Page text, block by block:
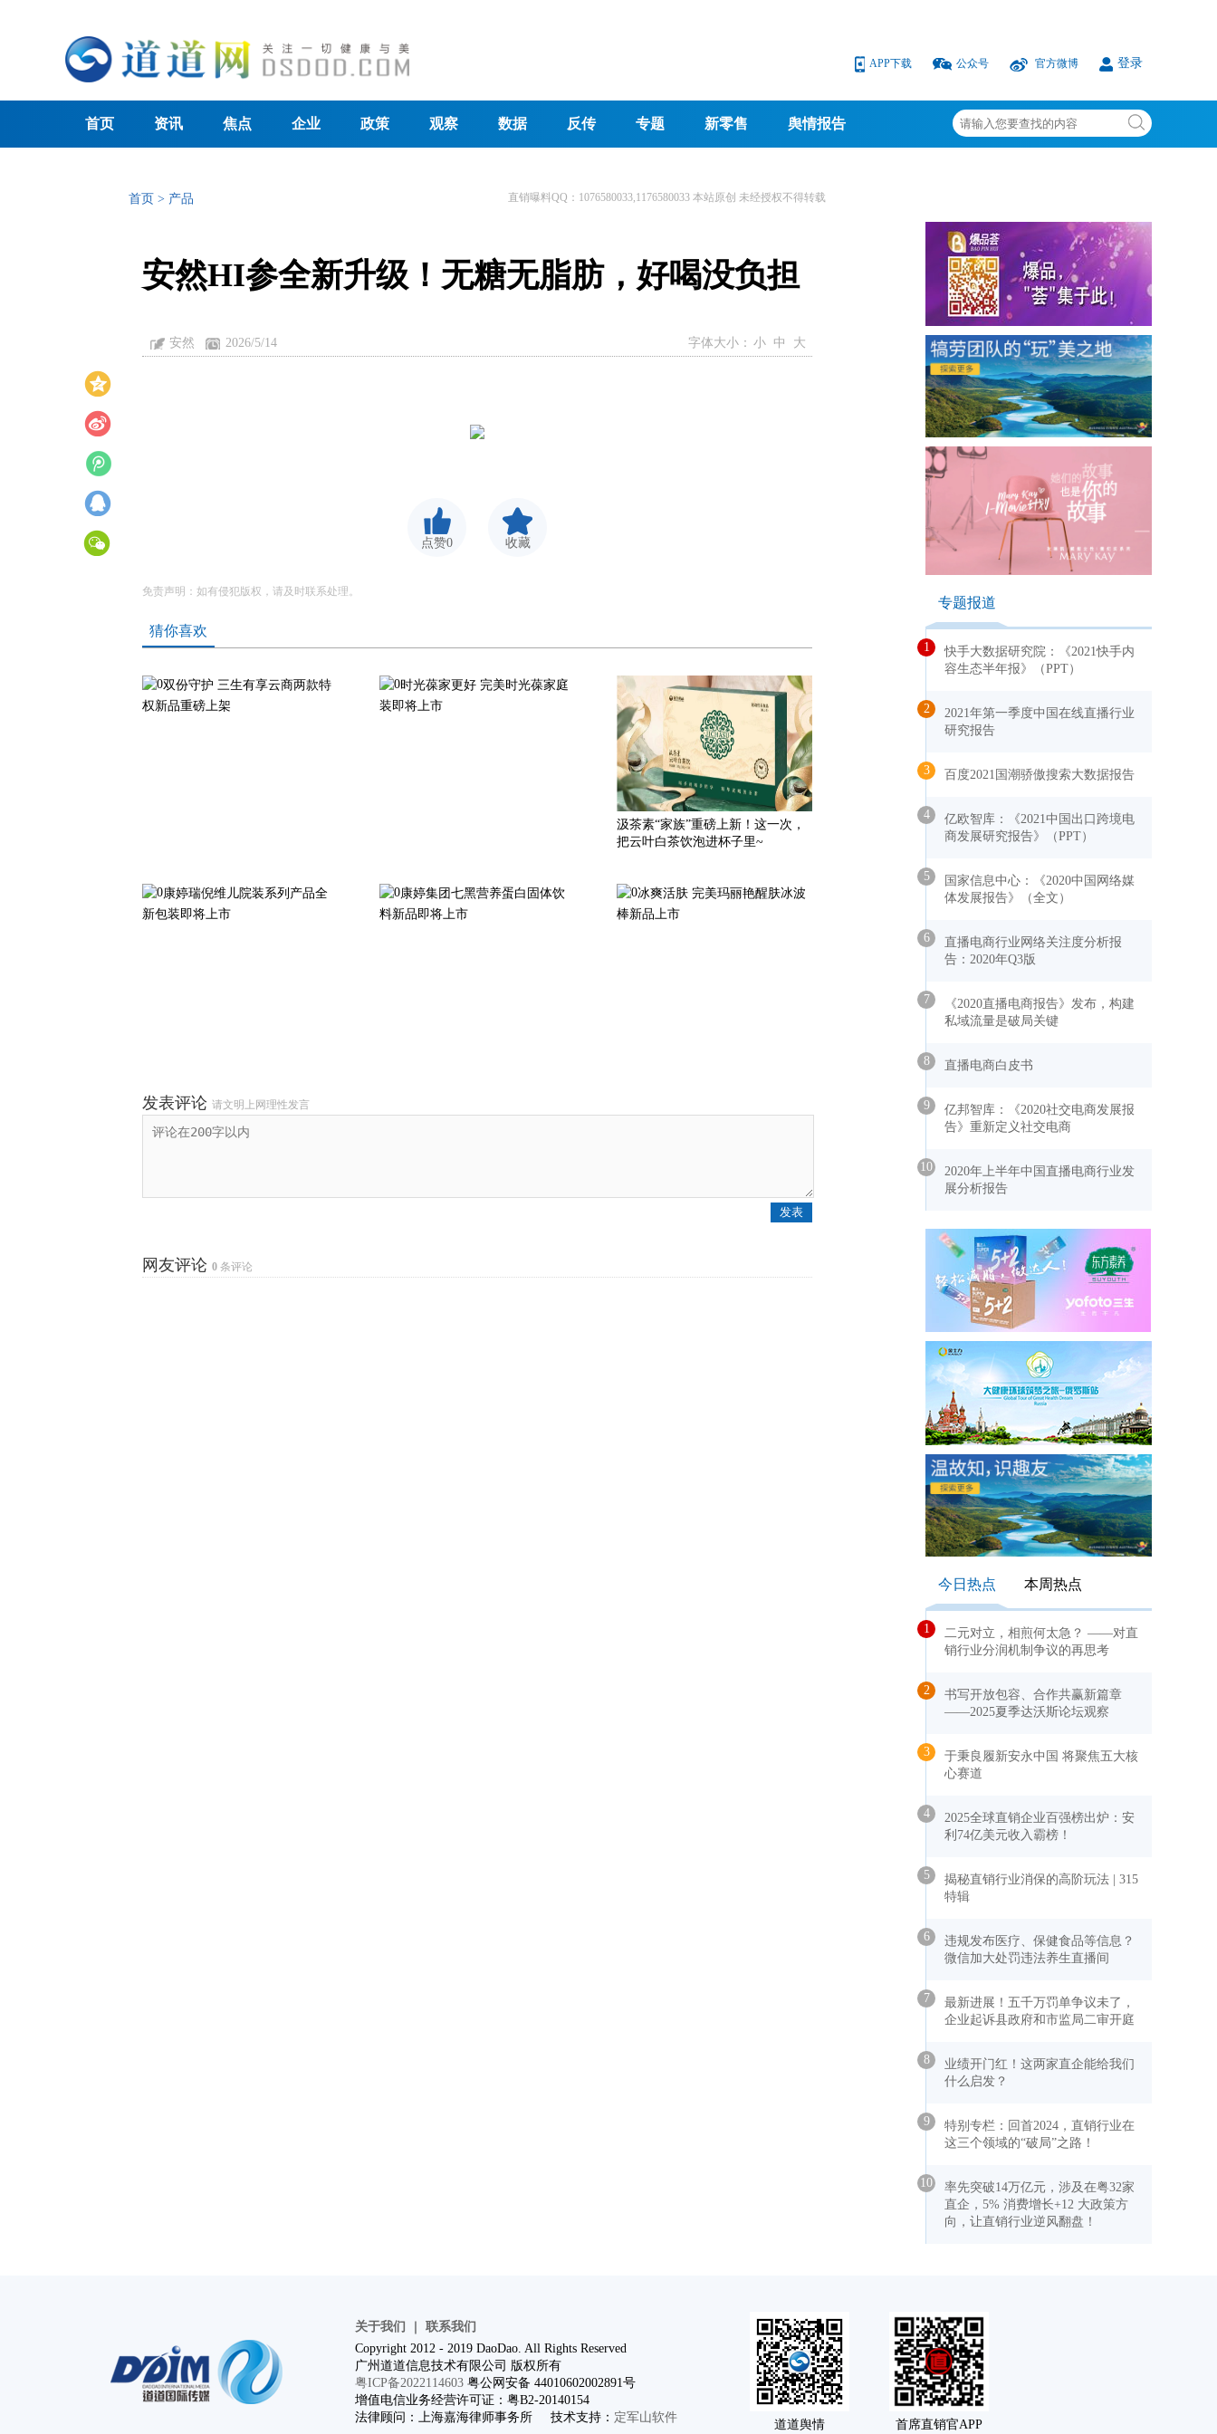
APP下载 公众号 官方微博 登录
首页 资讯 焦点 企业 政策 观察 数据 反传 专题 新零售 舆情报告
首页 > 产品 直销曝料QQ：1076580033,1176580033 本站原创 未经授权不得转载
安然HI参全新升级！无糖无脂肪，好喝没负担
安然 2026/5/14 字体大小： 小 中 大
点赞0 收藏
免责声明：如有侵犯版权，请及时联系处理。
猜你喜欢
双份守护 三生有享云商两款特
权新品重磅上架
时光葆家更好 完美时光葆家庭
装即将上市
汲茶素“家族”重磅上新！这一次，
把云叶白茶饮泡进杯子里~
康婷瑞倪维儿院装系列产品全
新包装即将上市
康婷集团七黑营养蛋白固体饮
料新品即将上市
冰爽活肤 完美玛丽艳醒肤冰波
棒新品上市
发表评论 请文明上网理性发言
网友评论 0 条评论
专题报道
1
快手大数据研究院：《2021快手内
容生态半年报》（PPT）
2
2021年第一季度中国在线直播行业
研究报告
3 百度2021国潮骄傲搜索大数据报告
4
亿欧智库：《2021中国出口跨境电
商发展研究报告》（PPT）
5
国家信息中心：《2020中国网络媒
体发展报告》（全文）
6
直播电商行业网络关注度分析报
告：2020年Q3版
7
《2020直播电商报告》发布，构建
私域流量是破局关键
8 直播电商白皮书
9
亿邦智库：《2020社交电商发展报
告》重新定义社交电商
10
2020年上半年中国直播电商行业发
展分析报告
今日热点 本周热点
1
二元对立，相煎何太急？ ——对直
销行业分润机制争议的再思考
2
书写开放包容、合作共赢新篇章
——2025夏季达沃斯论坛观察
3
于秉良履新安永中国 将聚焦五大核
心赛道
4
2025全球直销企业百强榜出炉：安
利74亿美元收入霸榜！
5
揭秘直销行业消保的高阶玩法 | 315
特辑
6
违规发布医疗、保健食品等信息？
微信加大处罚违法养生直播间
7
最新进展！五千万罚单争议未了，
企业起诉县政府和市监局二审开庭
8
业绩开门红！这两家直企能给我们
什么启发？
9
特别专栏：回首2024，直销行业在
这三个领域的“破局”之路！
10
率先突破14万亿元，涉及在粤32家
直企，5% 消费增长+12 大政策方
向，让直销行业逆风翻盘！
关于我们
联系我们
Copyright 2012 - 2019 DaoDao. All Rights Reserved
广州道道信息技术有限公司 版权所有
粤ICP备2022114603 粤公网安备 44010602002891号
增值电信业务经营许可证：粤B2-20140154
法律顾问：上海嘉海律师事务所 技术支持： 定军山软件 道道舆情 首席直销官APP